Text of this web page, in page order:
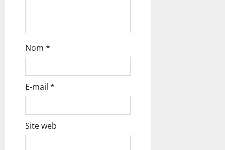
i
c
l
e
Nom *
E-mail *
Site web